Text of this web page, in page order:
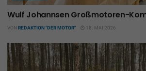
Wulf Johannsen Großmotoren-
VON REDAKTION "DER MOTOR" 18. MAI 2026